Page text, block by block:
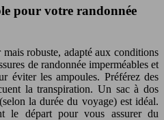
pour votre randonnée
robuste, adapté aux conditions
de randonnée imperméables et
éviter les ampoules. Préférez des
la transpiration. Un sac à dos
la durée du voyage) est idéal.
le départ pour vous assurer du